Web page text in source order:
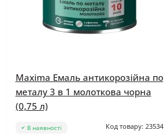
Maxima Емаль антикорозійна по
металу 3 в 1 молоткова чорна
(0,75 л)
В наявності Код товару: 23534